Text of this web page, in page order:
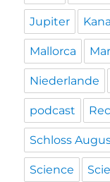
Jupiter
Mallorca
Niederlande
podcast
Schloss
Science